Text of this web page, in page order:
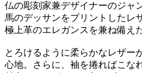
仏の彫刻家兼デザイナーのジャ
馬のデッサンをプリントしたレ
極上革のエレガンスを兼ね備え
とろけるように柔らかなレザー
心地。さらに、袖を捲ればこな